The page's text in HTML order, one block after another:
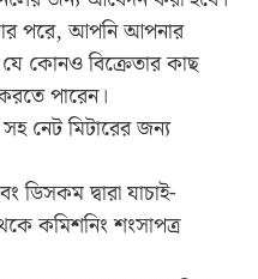
পরে, আপনি আপনার
কোনও বিক্রেতার কাছ
পারেন।
নেট মিটারের জন্য
ডিসকম দ্বারা যাচাই-
কমিশনিং শংসাপত্র